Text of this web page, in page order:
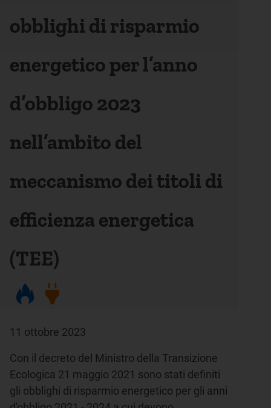
obblighi di risparmio
energetico per l’anno
d’obbligo 2023
nell’ambito del
meccanismo dei titoli di
efficienza energetica
(TEE)
11 ottobre 2023
Con il decreto del Ministro della Transizione
Ecologica 21 maggio 2021 sono stati definiti
gli obblighi di risparmio energetico per gli anni